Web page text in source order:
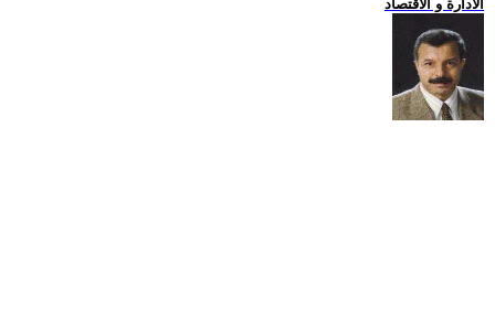
الادارة و الاقتصاد